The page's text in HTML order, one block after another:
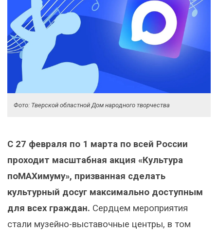
Фото: Тверской областной Дом народного творчества
С 27 февраля по 1 марта по всей России
проходит масштабная акция «Культура
поMAХимуму», призванная сделать
культурный досуг максимально доступным
для всех граждан. Сердцем мероприятия
стали музейно-выставочные центры, в том